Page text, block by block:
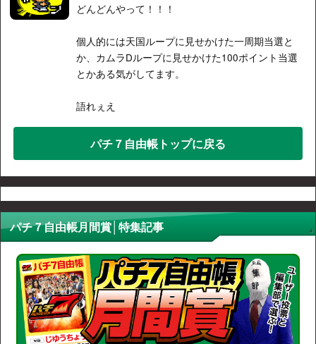
どんどんやって！！！
個人的には天国ループに見せかけた一周期当選と
か、カムラDループに見せかけた100ポイント当選
とかある気がしてます。
語れぇえ
パチ７自由帳トップに戻る
パチ７自由帳月間賞│特集記事